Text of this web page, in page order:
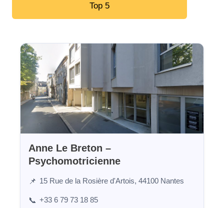
Top 5
Anne Le Breton –
Psychomotricienne
📌 15 Rue de la Rosière d'Artois, 44100 Nantes
📞 +33 6 79 73 18 85